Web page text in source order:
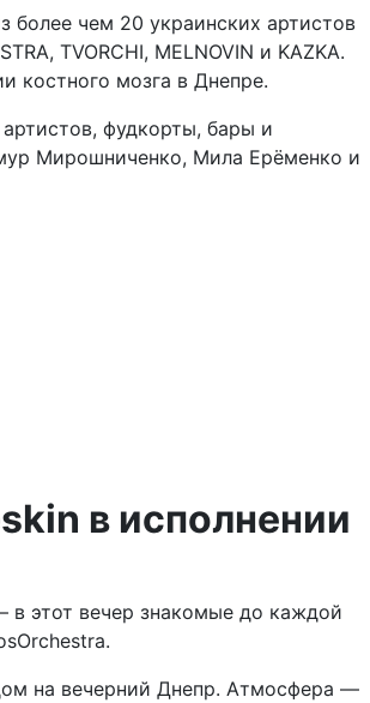
более чем 20 украинских артистов
TVORCHI, MELNOVIN и KAZKA.
костного мозга в Днепре.
фудкорты, бары и
Мирошниченко, Мила Ерёменко и
в исполнении
в этот вечер знакомые до каждой
на вечерний Днепр. Атмосфера —